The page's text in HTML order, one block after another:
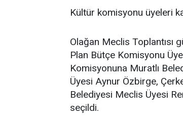
Kültür komisyonu üyeleri
Olağan Meclis Toplantısı
Plan Bütçe Komisyonu
Komisyonuna Muratlı
Üyesi Aynur Özbirge,
Belediyesi Meclis Üyesi
seçildi.